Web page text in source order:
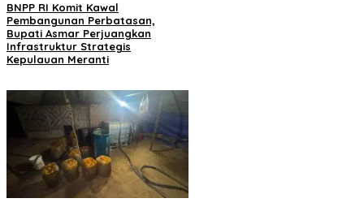
BNPP RI Komit Kawal
Pembangunan Perbatasan,
Bupati Asmar Perjuangkan
Infrastruktur Strategis
Kepulauan Meranti